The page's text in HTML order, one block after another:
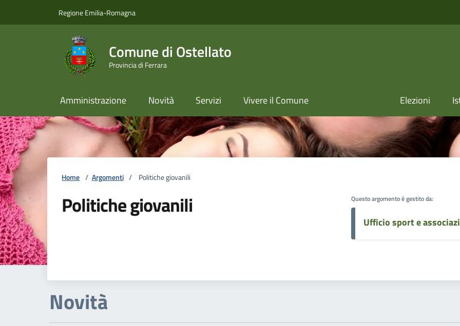
Regione Emilia-Romagna
Comune di Ostellato
Provincia di Ferrara
Amministrazione Novità Servizi Vivere il Comune Elezioni
Home / Argomenti / Politiche giovanili
Politiche giovanili Questo argomento è gestito da:
Ufficio sport e
Novità